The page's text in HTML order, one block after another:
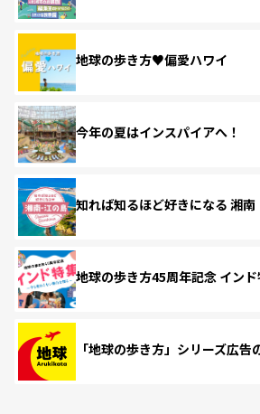
地球の歩き方♥偏愛ハワイ
今年の夏はインスパイアへ！
知れば知るほど好きになる 湘南
地球の歩き方45周年記念 イン
「地球の歩き方」シリーズ広告